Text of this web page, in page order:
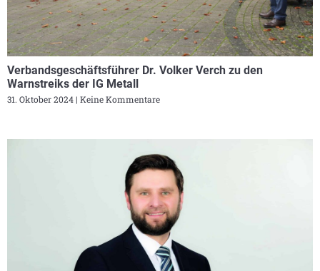
Verbandsgeschäftsführer Dr. Volker Verch zu den
Warnstreiks der IG Metall
31. Oktober 2024 Keine Kommentare